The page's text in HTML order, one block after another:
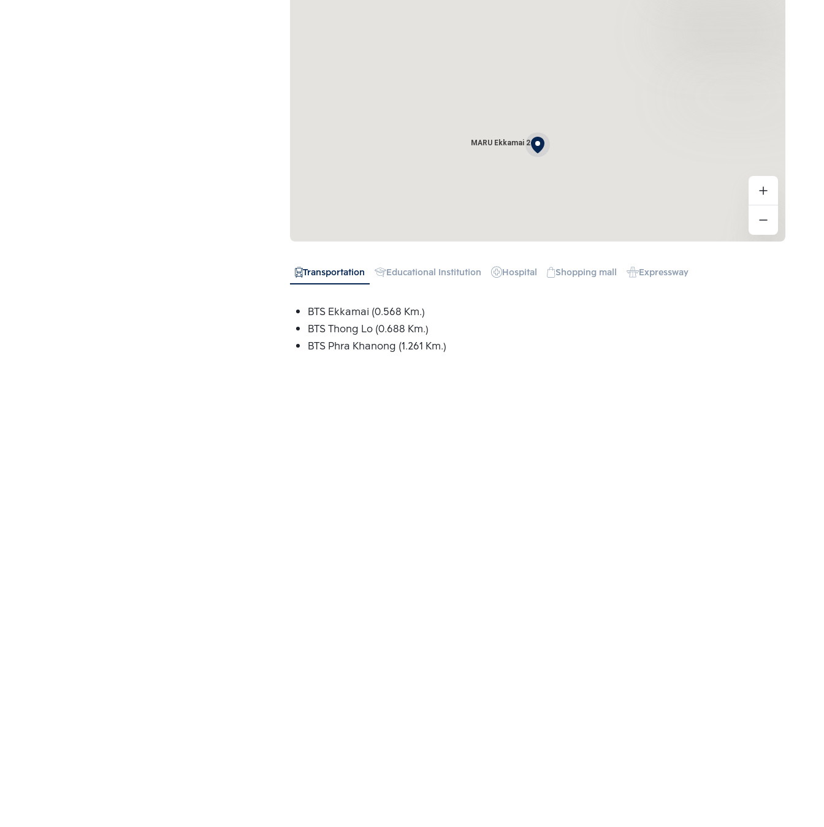
MARU Ekkamai 2
Transportation Educational Institution Hospital Shopping mall Expressway
BTS Ekkamai (0.568 Km.)
BTS Thong Lo (0.688 Km.)
BTS Phra Khanong (1.261 Km.)